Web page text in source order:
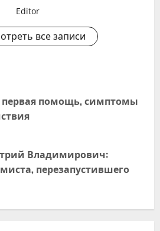
Editor
все записи
помощь, симптомы
Владимирович:
перезапустившего